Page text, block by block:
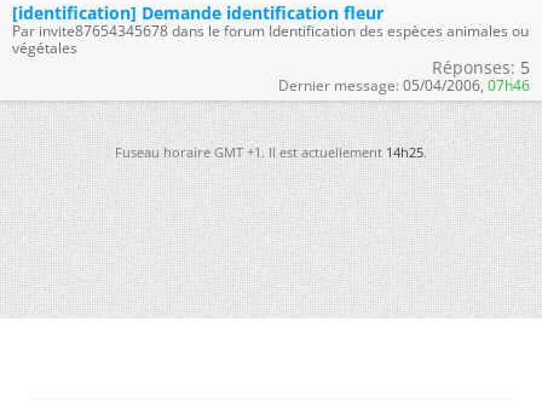
[identification] Demande identification fleur
Par invite87654345678 dans le forum Identification des espèces animales ou
végétales
Réponses: 5
Dernier message: 05/04/2006, 07h46
Fuseau horaire GMT +1. Il est actuellement14h25.